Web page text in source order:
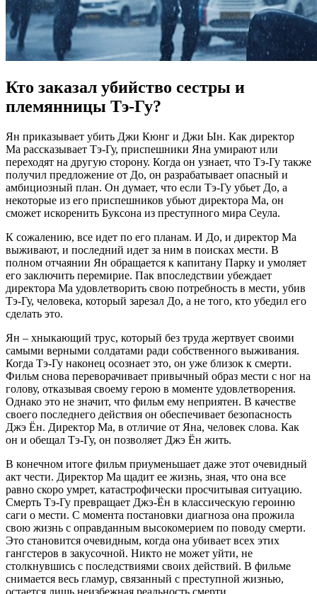
Кто заказал убийство сестры и
племянницы Тэ-Гу?
Ян приказывает убить Джи Кюнг и Джи Ын. Как директор
Ма рассказывает Тэ-Гу, приспешники Яна умирают или
переходят на другую сторону. Когда он узнает, что Тэ-Гу также
получил предложение от До, он разрабатывает опасный и
амбициозный план. Он думает, что если Тэ-Гу убьет До, а
некоторые из его приспешников убьют директора Ма, он
сможет искоренить Буксона из преступного мира Сеула.
К сожалению, все идет по его планам. И До, и директор Ма
выживают, и последний идет за ним в поисках мести. В
полном отчаянии Ян обращается к капитану Парку и умоляет
его заключить перемирие. Пак впоследствии убеждает
директора Ма удовлетворить свою потребность в мести, убив
Тэ-Гу, человека, который зарезал До, а не того, кто убедил его
сделать это.
Ян – хныкающий трус, который без труда жертвует своими
самыми верными солдатами ради собственного выживания.
Когда Тэ-Гу наконец осознает это, он уже близок к смерти.
Фильм снова переворачивает привычный образ мести с ног на
голову, отказывая своему герою в моменте удовлетворения.
Однако это не значит, что фильм ему неприятен. В качестве
своего последнего действия он обеспечивает безопасность
Джэ Ён. Директор Ма, в отличие от Яна, человек слова. Как
он и обещал Тэ-Гу, он позволяет Джэ Ён жить.
В конечном итоге фильм приуменьшает даже этот очевидный
акт чести. Директор Ма щадит ее жизнь, зная, что она все
равно скоро умрет, катастрофически просчитывая ситуацию.
Смерть Тэ-Гу превращает Джэ-Ён в классическую героиню
саги о мести. С момента постановки диагноза она прожила
свою жизнь с оправданным высокомерием по поводу смерти.
Это становится очевидным, когда она убивает всех этих
гангстеров в закусочной. Никто не может уйти, не
столкнувшись с последствиями своих действий. В фильме
снимается весь гламур, связанный с преступной жизнью,
остается лишь неизбежная реальность смерти.